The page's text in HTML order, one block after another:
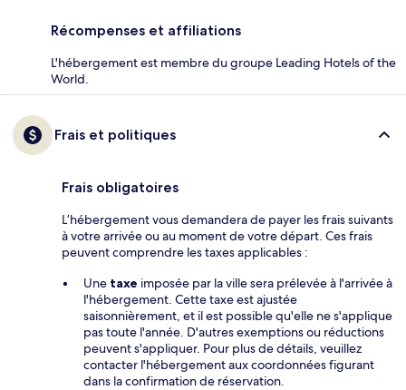
Récompenses et affiliations
L'hébergement est membre du groupe Leading Hotels of the
World.
Frais et politiques
Frais obligatoires
L’hébergement vous demandera de payer les frais suivants
à votre arrivée ou au moment de votre départ. Ces frais
peuvent comprendre les taxes applicables :
Une taxe imposée par la ville sera prélevée à l'arrivée à
l'hébergement. Cette taxe est ajustée
saisonnièrement, et il est possible qu'elle ne s'applique
pas toute l'année. D'autres exemptions ou réductions
peuvent s'appliquer. Pour plus de détails, veuillez
contacter l'hébergement aux coordonnées figurant
dans la confirmation de réservation.